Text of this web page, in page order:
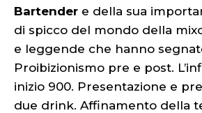
Bartender e della sua
di spicco del mondo della
e leggende che hanno
Proibizionismo pre e post.
inizio 900. Presentazione e
due drink. Affinamento della